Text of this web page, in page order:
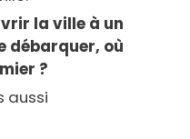
la ville à un
débarquer, où
?
aussi